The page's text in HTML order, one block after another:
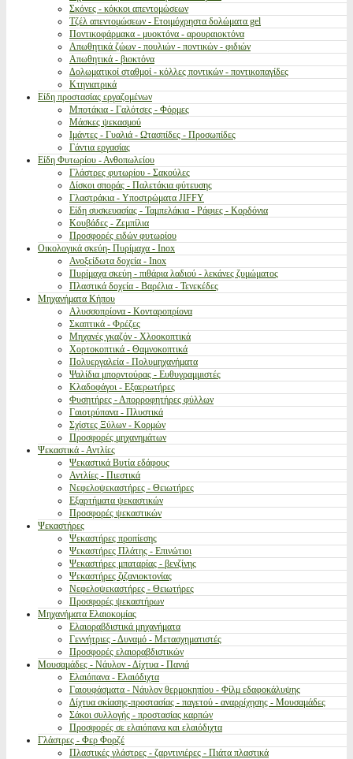
Σκόνες - κόκκοι απεντομώσεων
Τζέλ απεντομώσεων - Ετοιμόχρηστα δολώματα gel
Ποντικοφάρμακα - μυοκτόνα - αρουραιοκτόνα
Απωθητικά ζώων - πουλιών - ποντικών - φιδιών
Απωθητικά - βιοκτόνα
Δολωματικοί σταθμοί - κόλλες ποντικών - ποντικοπαγίδες
Κτηνιατρικά
Είδη προστασίας εργαζομένων
Μποτάκια - Γαλότσες - Φόρμες
Μάσκες ψεκασμού
Ιμάντες - Γυαλιά - Ωτασπίδες - Προσωπίδες
Γάντια εργασίας
Είδη Φυτωρίου - Ανθοπωλείου
Γλάστρες φυτωρίου - Σακούλες
Δίσκοι σποράς - Παλετάκια φύτευσης
Γλαστράκια - Υποστρώματα JIFFY
Είδη συσκευασίας - Ταμπελάκια - Ράφιες - Κορδόνια
Κουβάδες - Ζεμπίλια
Προσφορές ειδών φυτωρίου
Οικολογικά σκεύη- Πυρίμαχα - Inox
Ανοξείδωτα δοχεία - Inox
Πυρίμαχα σκεύη - πιθάρια λαδιού - λεκάνες ζυμώματος
Πλαστικά δοχεία - Βαρέλια - Τενεκέδες
Μηχανήματα Κήπου
Αλυσσοπρίονα - Κονταροπρίονα
Σκαπτικά - Φρέζες
Μηχανές γκαζόν - Χλοοκοπτικά
Χορτοκοπτικά - Θαμνοκοπτικά
Πολυεργαλεία - Πολυμηχανήματα
Ψαλίδια μπορντούρας - Ευθυγραμμιστές
Κλαδοφάγοι - Εξαερωτήρες
Φυσητήρες - Απορροφητήρες φύλλων
Γαιοτρύπανα - Πλυστικά
Σχίστες Ξύλων - Κορμών
Προσφορές μηχανημάτων
Ψεκαστικά - Αντλίες
Ψεκαστικά Βυτία εδάφους
Αντλίες - Πιεστικά
Νεφελοψεκαστήρες - Θειωτήρες
Εξαρτήματα ψεκαστικών
Προσφορές ψεκαστικών
Ψεκαστήρες
Ψεκαστήρες προπίεσης
Ψεκαστήρες Πλάτης - Επινώτιοι
Ψεκαστήρες μπαταρίας - βενζίνης
Ψεκαστήρες ζιζανιοκτονίας
Νεφελοψεκαστήρες - Θειωτήρες
Προσφορές ψεκαστήρων
Μηχανήματα Ελαιοκομίας
Ελαιοραβδιστικά μηχανήματα
Γεννήτριες - Δυναμό - Μετασχηματιστές
Προσφορές ελαιοραβδιστικών
Μουσαμάδες - Νάυλον - Δίχτυα - Πανιά
Ελαιόπανα - Ελαιόδιχτα
Γαιουφάσματα - Νάυλον θερμοκηπίου - Φίλμ εδαφοκάλυψης
Δίχτυα σκίασης-προστασίας - παγετού - αναρρίχησης - Μουσαμάδες
Σάκοι συλλογής - προστασίας καρπών
Προσφορές σε ελαιόπανα και ελαιόδιχτα
Γλάστρες - Φερ Φορζέ
Πλαστικές γλάστρες - ζαρντινιέρες - Πιάτα πλαστικά